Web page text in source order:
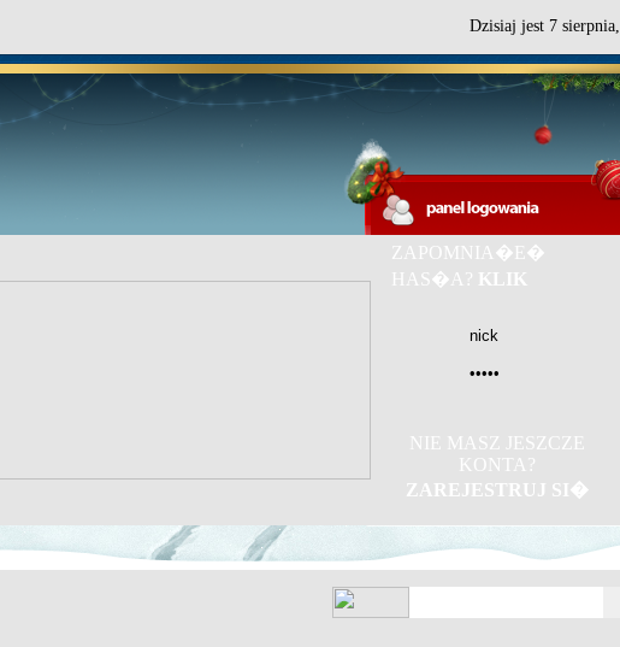
Dzisiaj jest 7 sierpnia,
ZAPOMNIA�E�
HAS�A? KLIK
NIE MASZ JESZCZE
KONTA?
ZAREJESTRUJ SI�